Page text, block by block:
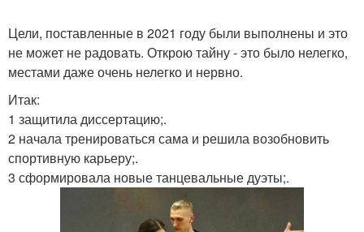
Цели, поставленные в 2021 году были выполнены и это
не может не радовать. Открою тайну - это было нелегко,
местами даже очень нелегко и нервно.
Итак:
1 защитила диссертацию;.
2 начала тренироваться сама и решила возобновить
спортивную карьеру;.
3 сформировала новые танцевальные дуэты;.